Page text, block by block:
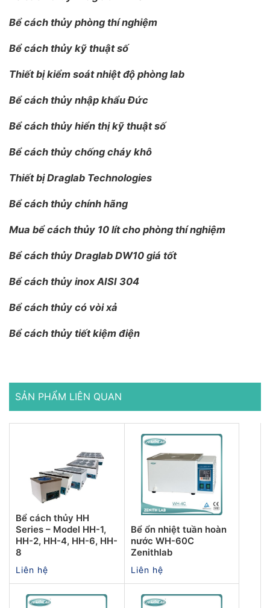
Bể cách thủy phòng thí nghiệm
Bể cách thủy kỹ thuật số
Thiết bị kiểm soát nhiệt độ phòng lab
Bể cách thủy nhập khẩu Đức
Bể cách thủy hiển thị kỹ thuật số
Bể cách thủy chống cháy khô
Thiết bị Draglab Technologies
Bể cách thủy chính hãng
Mua bể cách thủy 10 lít cho phòng thí nghiệm
Bể cách thủy Draglab DW10 giá tốt
Bể cách thủy inox AISI 304
Bể cách thủy có vòi xả
Bể cách thủy tiết kiệm điện
SẢN PHẨM LIÊN QUAN
Bể cách thủy HH
Series – Model HH-1,
HH-2, HH-4, HH-6, HH-
8
Liên hệ
Bể ổn nhiệt tuần hoàn
nước WH-60C
Zenithlab
Liên hệ